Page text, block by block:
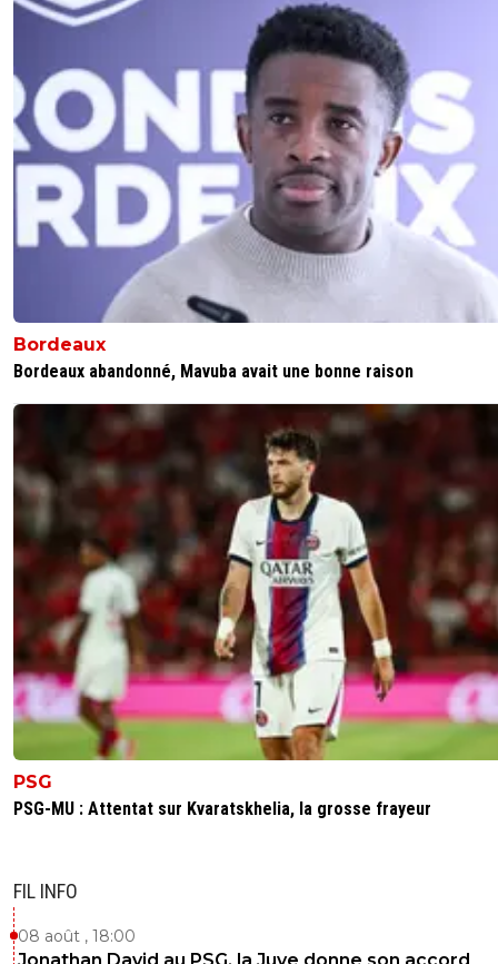
Bordeaux
Bordeaux abandonné, Mavuba avait une bonne raison
PSG
PSG-MU : Attentat sur Kvaratskhelia, la grosse frayeur
FIL INFO
08 août , 18:00
Jonathan David au PSG, la Juve donne son accord